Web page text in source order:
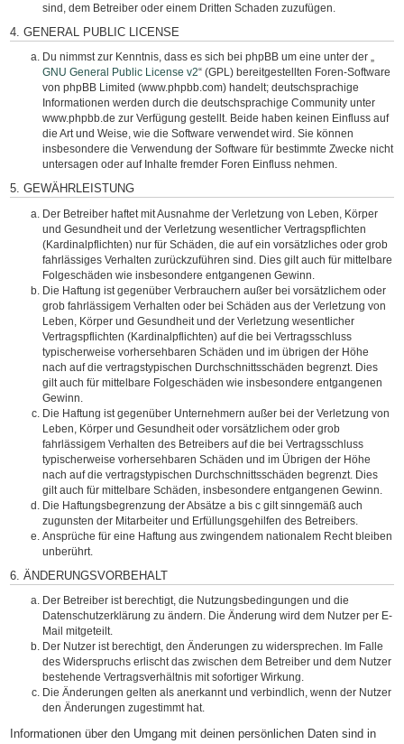
sind, dem Betreiber oder einem Dritten Schaden zuzufügen.
4. GENERAL PUBLIC LICENSE
Du nimmst zur Kenntnis, dass es sich bei phpBB um eine unter der „
GNU General Public License v2“ (GPL) bereitgestellten Foren-Software
von phpBB Limited (www.phpbb.com) handelt; deutschsprachige
Informationen werden durch die deutschsprachige Community unter
www.phpbb.de zur Verfügung gestellt. Beide haben keinen Einfluss auf
die Art und Weise, wie die Software verwendet wird. Sie können
insbesondere die Verwendung der Software für bestimmte Zwecke nicht
untersagen oder auf Inhalte fremder Foren Einfluss nehmen.
5. GEWÄHRLEISTUNG
Der Betreiber haftet mit Ausnahme der Verletzung von Leben, Körper
und Gesundheit und der Verletzung wesentlicher Vertragspflichten
(Kardinalpflichten) nur für Schäden, die auf ein vorsätzliches oder grob
fahrlässiges Verhalten zurückzuführen sind. Dies gilt auch für mittelbare
Folgeschäden wie insbesondere entgangenen Gewinn.
Die Haftung ist gegenüber Verbrauchern außer bei vorsätzlichem oder
grob fahrlässigem Verhalten oder bei Schäden aus der Verletzung von
Leben, Körper und Gesundheit und der Verletzung wesentlicher
Vertragspflichten (Kardinalpflichten) auf die bei Vertragsschluss
typischerweise vorhersehbaren Schäden und im übrigen der Höhe
nach auf die vertragstypischen Durchschnittsschäden begrenzt. Dies
gilt auch für mittelbare Folgeschäden wie insbesondere entgangenen
Gewinn.
Die Haftung ist gegenüber Unternehmern außer bei der Verletzung von
Leben, Körper und Gesundheit oder vorsätzlichem oder grob
fahrlässigem Verhalten des Betreibers auf die bei Vertragsschluss
typischerweise vorhersehbaren Schäden und im Übrigen der Höhe
nach auf die vertragstypischen Durchschnittsschäden begrenzt. Dies
gilt auch für mittelbare Schäden, insbesondere entgangenen Gewinn.
Die Haftungsbegrenzung der Absätze a bis c gilt sinngemäß auch
zugunsten der Mitarbeiter und Erfüllungsgehilfen des Betreibers.
Ansprüche für eine Haftung aus zwingendem nationalem Recht bleiben
unberührt.
6. ÄNDERUNGSVORBEHALT
Der Betreiber ist berechtigt, die Nutzungsbedingungen und die
Datenschutzerklärung zu ändern. Die Änderung wird dem Nutzer per E-
Mail mitgeteilt.
Der Nutzer ist berechtigt, den Änderungen zu widersprechen. Im Falle
des Widerspruchs erlischt das zwischen dem Betreiber und dem Nutzer
bestehende Vertragsverhältnis mit sofortiger Wirkung.
Die Änderungen gelten als anerkannt und verbindlich, wenn der Nutzer
den Änderungen zugestimmt hat.
Informationen über den Umgang mit deinen persönlichen Daten sind in